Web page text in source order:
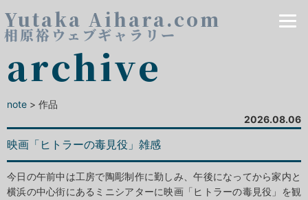
Yutaka Aihara.com
相原裕ウェブギャラリー
archive
note > 作品
2026.08.06
映画「ヒトラーの毒見役」雑感
今日の午前中は工房で陶彫制作に勤しみ、午後になってから家内と
横浜の中心街にあるミニシアターに映画「ヒトラーの毒見役」を観